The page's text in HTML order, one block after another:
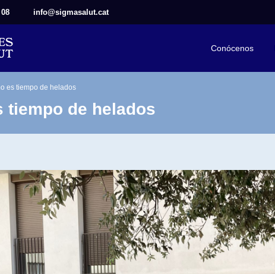
info@sigmasalut.cat
Conócenos
es tiempo de helados
tiempo de helados